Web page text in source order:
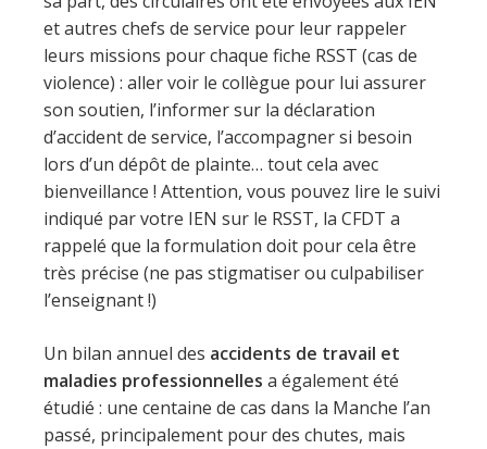
et autres chefs de service pour leur rappeler
leurs missions pour chaque fiche RSST (cas de
violence) : aller voir le collègue pour lui assurer
son soutien, l’informer sur la déclaration
d’accident de service, l’accompagner si besoin
lors d’un dépôt de plainte… tout cela avec
bienveillance ! Attention, vous pouvez lire le suivi
indiqué par votre IEN sur le RSST, la CFDT a
rappelé que la formulation doit pour cela être
très précise (ne pas stigmatiser ou culpabiliser
l’enseignant !)
Un bilan annuel des accidents de travail et
maladies professionnelles a également été
étudié : une centaine de cas dans la Manche l’an
passé, principalement pour des chutes, mais